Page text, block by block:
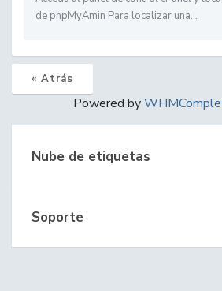
de phpMyAmin Para localizar una...
« Atrás
Powered by
Nube de etiquetas
Soporte